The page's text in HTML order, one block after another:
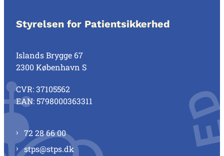
Styrelsen for Patientsikkerhed
Islands Brygge 67
2300 København S
CVR: 37105562
EAN: 5798000363311
72 28 66 00
stps@stps.dk